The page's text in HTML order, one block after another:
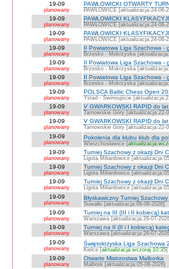
19-09
planowany
PAWŁOWICKI OTWARTY
PAWŁOWICE [aktualizacja:24-06-
19-09
planowany
PAWŁOWICKI
PAWŁOWICE [aktualizacja:24-06-
19-09
planowany
PAWŁOWICKI
PAWŁOWICE [aktualizacja:24-06-
19-09
planowany
II Powiatowa Liga Szachowa -
Brzesko - Mokrzyska
19-09
planowany
II Powiatowa Liga Szachowa -
Brzesko - Mokrzyska
19-09
planowany
II Powiatowa Liga Szachowa -
Brzesko - Mokrzyska
19-09
planowany
POLSCA Baltic Chess Open
Ystad - Świnoujście
19-09
planowany
V GWARKOWSKI RAPID do
Tarnowskie Góry [aktualizacja:22-
19-09
planowany
V GWARKOWSKI RAPID do
Tarnowskie Góry [aktualizacja:22-
19-09
planowany
Pokolenia dla klubu klub dla
Wierzchosławice [
19-09
planowany
Turniej Szachowy z okazji Dni
Ligota Miliardowice
19-09
planowany
Turniej Szachowy z okazji Dni
Ligota Miliardowice
19-09
planowany
Turniej Szachowy z okazji Dni
Ligota Miliardowice
19-09
planowany
Błyskawiczny Turniej
Suwałki [aktualizacja:06-08-2026]
19-09
planowany
Turniej na III (III i II kobiecą)
Warszawa [aktualizacja:26-07-
19-09
planowany
Turniej na II (II i I kobiecą)
Warszawa [aktualizacja:26-07-
19-09
planowany
Świętokrzyska Liga Szachowa
Kielce [aktualizacja:wczoraj 10:35]
19-09
planowany
Otwarte Mistrzostwa Malborka
Malbork [aktualizacja:05-08-2026]